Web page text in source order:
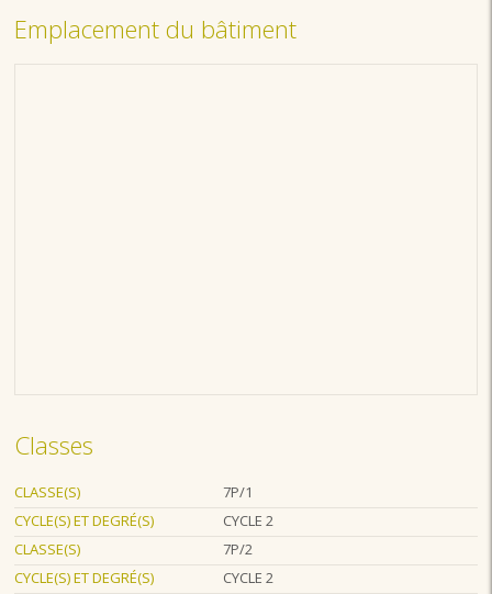
Emplacement du bâtiment
Classes
CLASSE(S)
7P/1
CYCLE(S) ET DEGRÉ(S)
CYCLE 2
CLASSE(S)
7P/2
CYCLE(S) ET DEGRÉ(S)
CYCLE 2